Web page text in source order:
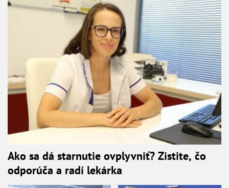
Ako sa dá starnutie ovplyvniť? Zistite, čo
odporúča a radí lekárka